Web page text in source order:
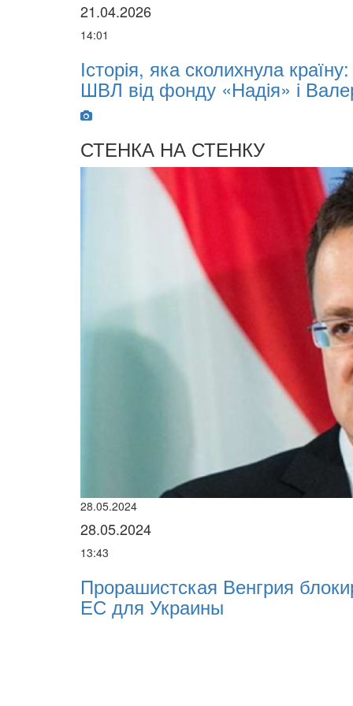
21.04.2026
14:01
Історія, яка сколихнула
ШВЛ від фонду «Надія» і
СТЕНКА НА СТЕНКУ
28.05.2024
28.05.2024
13:43
Прорашистская Венгрия
ЕС для Украины